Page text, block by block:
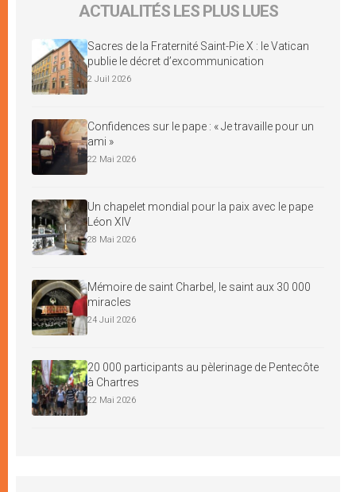
ACTUALITÉS LES PLUS LUES
Sacres de la Fraternité Saint-Pie X : le Vatican
publie le décret d’excommunication
2 Juil 2026
Confidences sur le pape : « Je travaille pour un
ami »
22 Mai 2026
Un chapelet mondial pour la paix avec le pape
Léon XIV
28 Mai 2026
Mémoire de saint Charbel, le saint aux 30 000
miracles
24 Juil 2026
20 000 participants au pèlerinage de Pentecôte
à Chartres
22 Mai 2026